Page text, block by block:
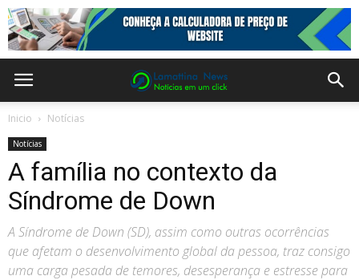
Inicio Notícias
Notícias
A família no contexto da
Síndrome de Down
A Síndrome de Down (SD), assim como outras ocorrências
que afetam o desenvolvimento global da pessoa, traz consigo
uma carga pesada de temores, desesperança e estresse para